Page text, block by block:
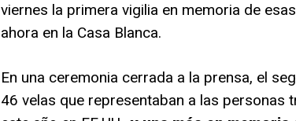
viernes la primera vigilia en memoria de
ahora en la Casa Blanca.
En una ceremonia cerrada a la prensa, el
46 velas que representaban a las personas